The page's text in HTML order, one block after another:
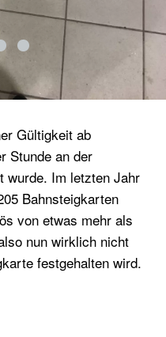
Gültigkeit ab
Stunde an der
wurde. Im letzten Jahr
Bahnsteigkarten
von etwas mehr als
nun wirklich nicht
festgehalten wird.